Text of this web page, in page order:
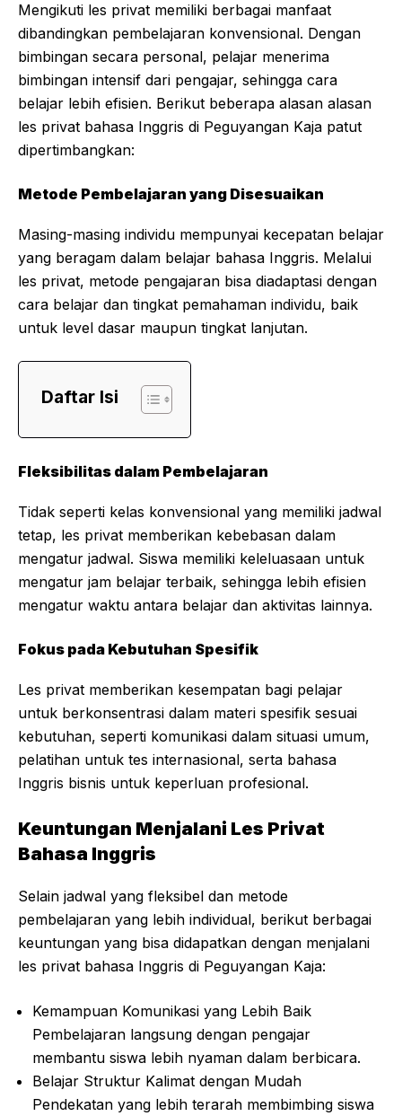
Mengikuti les privat memiliki berbagai manfaat
dibandingkan pembelajaran konvensional. Dengan
bimbingan secara personal, pelajar menerima
bimbingan intensif dari pengajar, sehingga cara
belajar lebih efisien. Berikut beberapa alasan alasan
les privat bahasa Inggris di Peguyangan Kaja patut
dipertimbangkan:
Metode Pembelajaran yang Disesuaikan
Masing-masing individu mempunyai kecepatan belajar
yang beragam dalam belajar bahasa Inggris. Melalui
les privat, metode pengajaran bisa diadaptasi dengan
cara belajar dan tingkat pemahaman individu, baik
untuk level dasar maupun tingkat lanjutan.
Daftar Isi
Fleksibilitas dalam Pembelajaran
Tidak seperti kelas konvensional yang memiliki jadwal
tetap, les privat memberikan kebebasan dalam
mengatur jadwal. Siswa memiliki keleluasaan untuk
mengatur jam belajar terbaik, sehingga lebih efisien
mengatur waktu antara belajar dan aktivitas lainnya.
Fokus pada Kebutuhan Spesifik
Les privat memberikan kesempatan bagi pelajar
untuk berkonsentrasi dalam materi spesifik sesuai
kebutuhan, seperti komunikasi dalam situasi umum,
pelatihan untuk tes internasional, serta bahasa
Inggris bisnis untuk keperluan profesional.
Keuntungan Menjalani Les Privat
Bahasa Inggris
Selain jadwal yang fleksibel dan metode
pembelajaran yang lebih individual, berikut berbagai
keuntungan yang bisa didapatkan dengan menjalani
les privat bahasa Inggris di Peguyangan Kaja:
Kemampuan Komunikasi yang Lebih Baik
Pembelajaran langsung dengan pengajar
membantu siswa lebih nyaman dalam berbicara.
Belajar Struktur Kalimat dengan Mudah
Pendekatan yang lebih terarah membimbing siswa